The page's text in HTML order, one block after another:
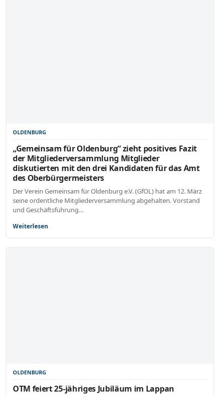
OLDENBURG
„Gemeinsam für Oldenburg“ zieht positives Fazit
der Mitgliederversammlung Mitglieder
diskutierten mit den drei Kandidaten für das Amt
des Oberbürgermeisters
Der Verein Gemeinsam für Oldenburg e.V. (GfOL) hat am 12. März
seine ordentliche Mitgliederversammlung abgehalten. Vorstand
und Geschäftsführung…
Weiterlesen
OLDENBURG
OTM feiert 25-jähriges Jubiläum im Lappan